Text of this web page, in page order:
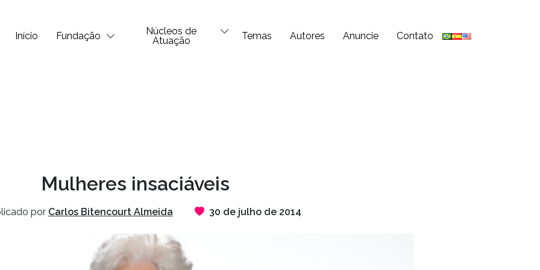
Início Fundação
Núcleos de
Atuação
Temas Autores Anuncie Contato
Mulheres insaciáveis
por Carlos Bitencourt Almeida 30 de julho de 2014